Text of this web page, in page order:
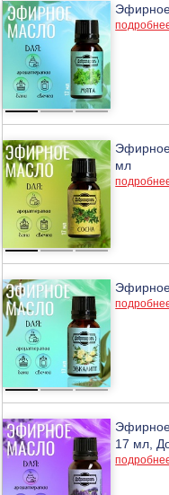
мл
17 мл,